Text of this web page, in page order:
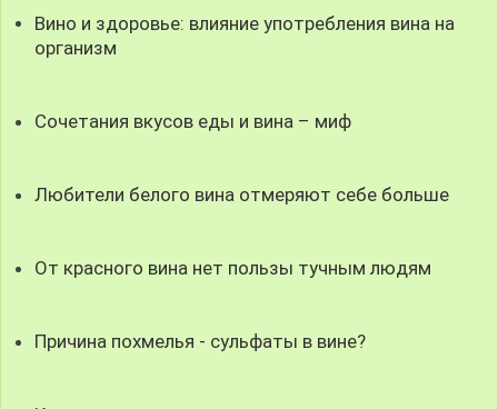
Вино и здоровье: влияние употребления вина на
организм
Сочетания вкусов еды и вина – миф
Любители белого вина отмеряют себе больше
От красного вина нет пользы тучным людям
Причина похмелья - сульфаты в вине?